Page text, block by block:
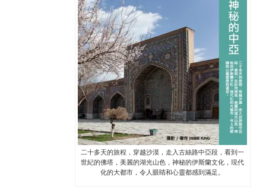
二十多天的旅程，穿越沙漠，走入古絲路中亞段，看到一
世紀的佛塔，美麗的湖光山色，神秘的伊斯蘭文化，現代
化的大都市，令人眼睛和心靈都感到滿足。